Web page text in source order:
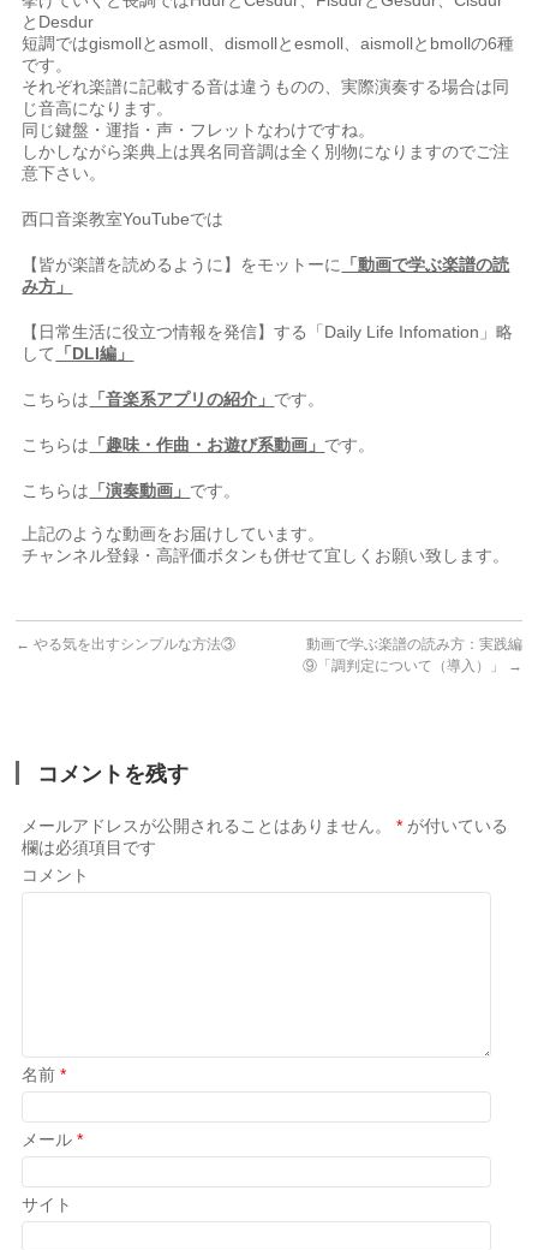
とDesdur
短調ではgismollとasmoll、dismollとesmoll、aismollとbmollの6種
です。
それぞれ楽譜に記載する音は違うものの、実際演奏する場合は同
じ音高になります。
同じ鍵盤・運指・声・フレットなわけですね。
しかしながら楽典上は異名同音調は全く別物になりますのでご注
意下さい。
西口音楽教室YouTubeでは⠀
【皆が楽譜を読めるように】をモットーに
「動画で学ぶ楽譜の読
み方」
【日常生活に役立つ情報を発信】する「Daily Life Infomation」略
して
「DLI編」
こちらは 「音楽系アプリの紹介」 です。
こちらは 「趣味・作曲・お遊び系動画」 です。
こちらは 「演奏動画」 です。
上記のような動画をお届けしています。⠀
チャンネル登録・高評価ボタンも併せて宜しくお願い致します。
← やる気を出すシンプルな方法③
動画で学ぶ楽譜の読み方：実践編
⑨「調判定について（導入）」
→
コメントを残す
メールアドレスが公開されることはありません。 * が付いている
欄は必須項目です
コメント
名前*
メール*
サイト